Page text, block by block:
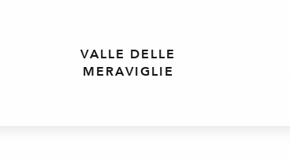
VALLE DELLE
MERAVIGLIE